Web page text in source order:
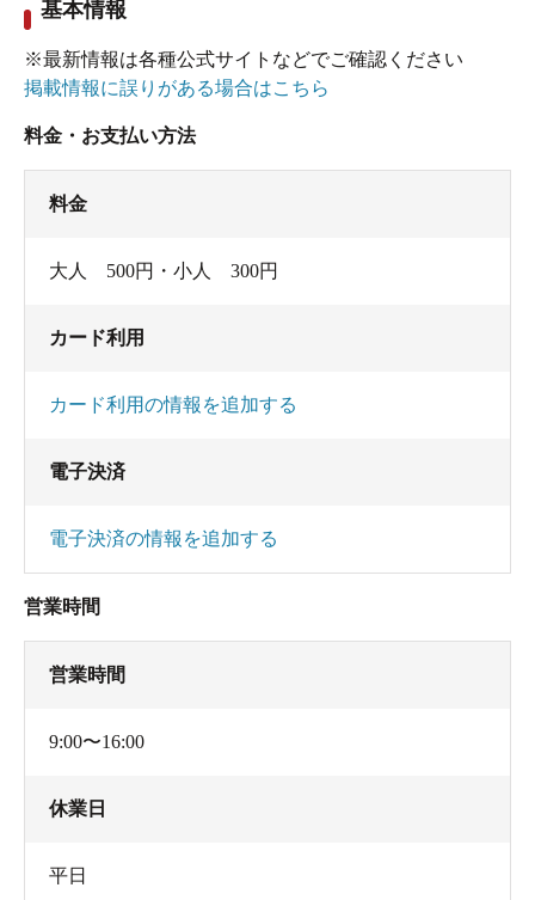
含むと、ほんのりと鉄臭がして少旨じょっぱい味
がします。
この時は時間帯が良かったのか、森の木々を眺め
ｵﾝ34.1mg、ｶﾙｼｳﾑｲｵﾝ270.5mg、ｽﾄﾛﾝﾁｳﾑｲｵﾝ1.6mg、
564.7mg、硫酸ｲｵﾝ1870mg、ﾘﾝ酸ニ水素ｲｵﾝ0.1mg、
50.2mg、ﾒﾀ亜ﾋ酸2.0mg、遊離二酸化炭素283.5mg、
※なお、平成21年の分析書だったので、間もなく
基本情報
※最新情報は各種公式サイトなどでご確認ください
掲載情報に誤りがある場合はこちら
料金・お支払い方法
料金
大人 500円・小人 300円
カード利用
カード利用の情報を追加する
電子決済
電子決済の情報を追加する
営業時間
営業時間
9:00〜16:00
休業日
平日